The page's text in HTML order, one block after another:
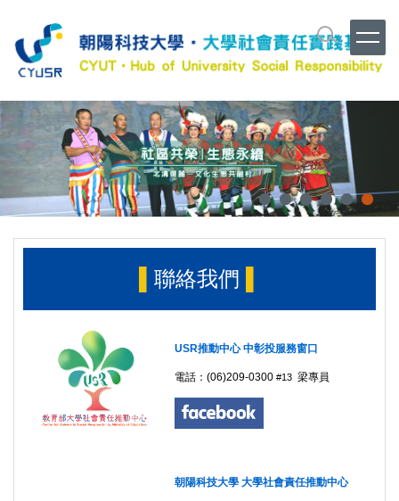
主
要
內
聯絡我們
USR推動中心 中彰投服務窗口
電話：(06)209-0300 #13 梁專員
朝陽科技大學 大學社會責任推動中心